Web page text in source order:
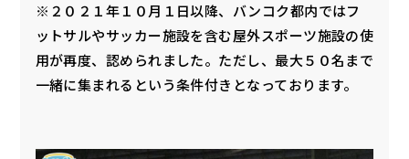
※２０２１年１０月１日以降、バンコク都内ではフ
ットサルやサッカー施設を含む屋外スポーツ施設の使
用が再度、認められました。ただし、最大５０名まで
一緒に集まれるという条件付きとなっております。